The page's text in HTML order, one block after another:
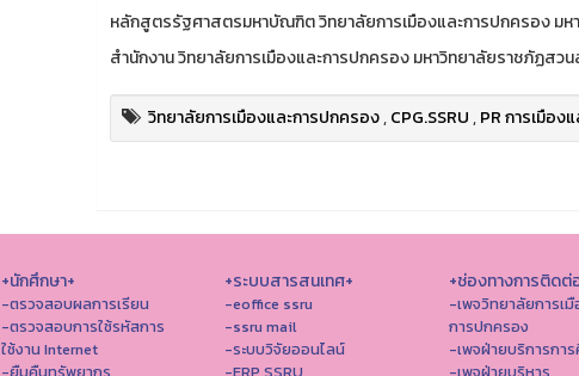
หลักสูตรรัฐศาสตรมหาบัณฑิต วิทยาลัยการเมืองและการปกครอง ม
สำนักงาน วิทยาลัยการเมืองและการปกครอง มหาวิทยาลัยราชภัฏสว
วิทยาลัยการเมืองและการปกครอง,CPG.SSRU,PR การเมือ
+นักศึกษา+
-ตรวจสอบผลการเรียน
-ตรวจสอบการใช้รหัสการ
ใช้งาน Internet
-ยืมคืนทรัพยากร
+ระบบสารสนเทศ+
-eoffice ssru
-ssru mail
-ระบบวิจัยออนไลน์
-ERP SSRU
+ช่องทางการติดต่
-เพจวิทยาลัยการเมื
การปกครอง
-เพจฝ่ายบริการกา
-เพจฝ่ายบริหาร